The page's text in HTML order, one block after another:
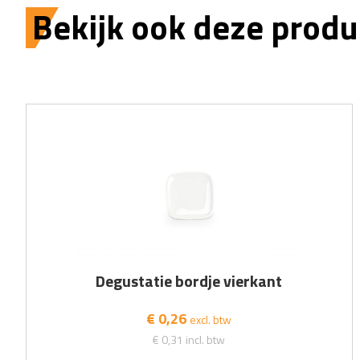
Bekijk ook deze
Degustatie bordje vierkant
€ 0,26 excl. btw
€ 0,31 incl. btw